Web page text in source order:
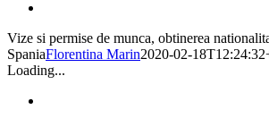
Vize si permise de munca, obtinerea
SpaniaFlorentina Marin2020-02-
Loading...